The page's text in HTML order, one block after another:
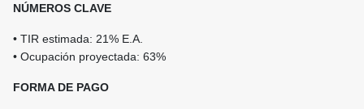
NÚMEROS CLAVE
• TIR estimada: 21% E.A.
• Ocupación proyectada: 63%
FORMA DE PAGO